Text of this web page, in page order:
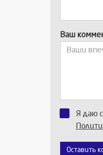
Ваш
Я даю
Оставить